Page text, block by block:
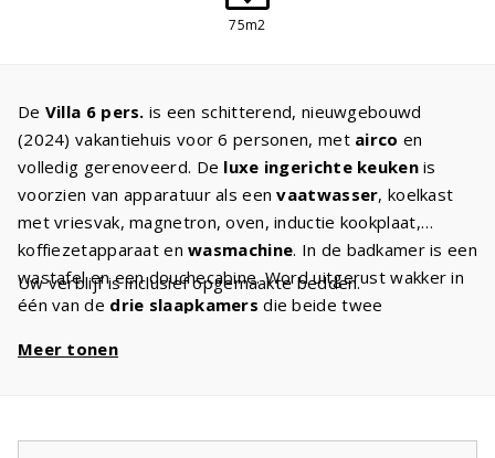
75m2
De Villa 6 pers.is een schitterend, nieuwgebouwd
(2024) vakantiehuis voor 6 personen, met airco en
volledig gerenoveerd. De luxe ingerichte keukenis
voorzien van apparatuur als eenvaatwasser, koelkast
met vriesvak, magnetron, oven, inductie kookplaat,
koffiezetapparaat enwasmachine. In de badkamer is een
wastafel en een douchecabine. Word uitgerust wakker in
één van de drie slaapkamers die beide twee
meubilair en met een
tuinmeubilair staat voor u klaar. Op het grasveld voor uw
Uw verblijf is inclusief opgemaakte bedden.
Meer tonen